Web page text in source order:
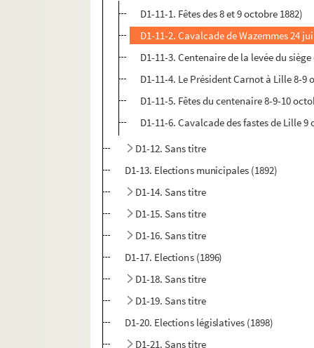
D1-11-1. Fêtes des 8 et 9 octobre 1882)
D1-11-2. Cavalcade de Wazemmes 24
D1-11-3. Centenaire de la levée du
D1-11-4. Le Président Carnot à Lille 8-9
D1-11-5. Fêtes du centenaire 8-9-10
D1-11-6. Cavalcade des fastes de Lille 9
D1-12. Sans titre
D1-13. Elections municipales (1892)
D1-14. Sans titre
D1-15. Sans titre
D1-16. Sans titre
D1-17. Elections (1896)
D1-18. Sans titre
D1-19. Sans titre
D1-20. Elections législatives (1898)
D1-21. Sans titre